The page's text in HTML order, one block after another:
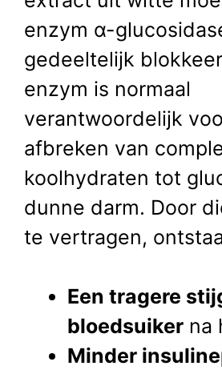
enzym α-
gedeeltelijk
enzym is normaal
verantwoordelijk
afbreken van
koolhydraten tot
dunne darm. Door
te vertragen,
Een tragere
bloedsuiker na
Minder